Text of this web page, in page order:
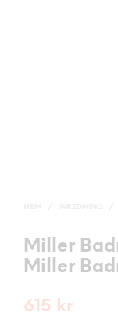
Miller
Miller
615 kr